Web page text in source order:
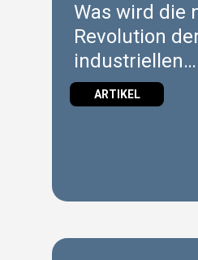
Was wird die
Revolution
industriellen
Konnektivität
vorantreiben?
ARTIKEL